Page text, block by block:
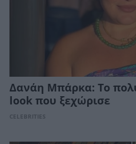
Δανάη Μπάρκα: Το
look που ξεχώρισε
CELEBRITIES